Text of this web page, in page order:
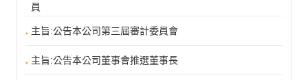
員
主旨:公告本公司第三屆審計委員會
主旨:公告本公司董事會推選董事長